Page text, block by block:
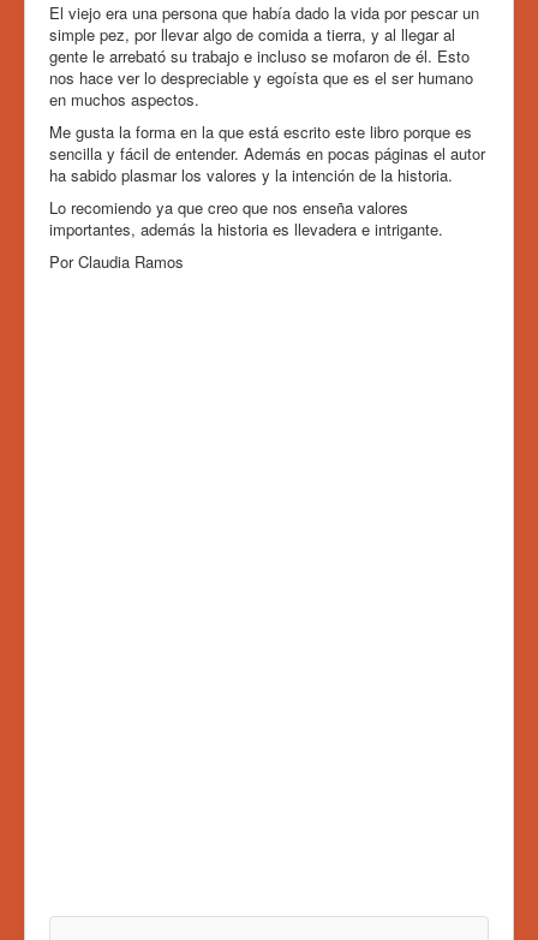
El viejo era una persona que había dado la vida por pescar un
simple pez, por llevar algo de comida a tierra, y al llegar al
gente le arrebató su trabajo e incluso se mofaron de él. Esto
nos hace ver lo despreciable y egoísta que es el ser humano
en muchos aspectos.
Me gusta la forma en la que está escrito este libro porque es
sencilla y fácil de entender. Además en pocas páginas el autor
ha sabido plasmar los valores y la intención de la historia.
Lo recomiendo ya que creo que nos enseña valores
importantes, además la historia es llevadera e intrigante.
Por Claudia Ramos